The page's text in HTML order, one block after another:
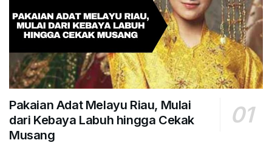
Pakaian Adat Melayu Riau, Mulai
dari Kebaya Labuh hingga Cekak
Musang